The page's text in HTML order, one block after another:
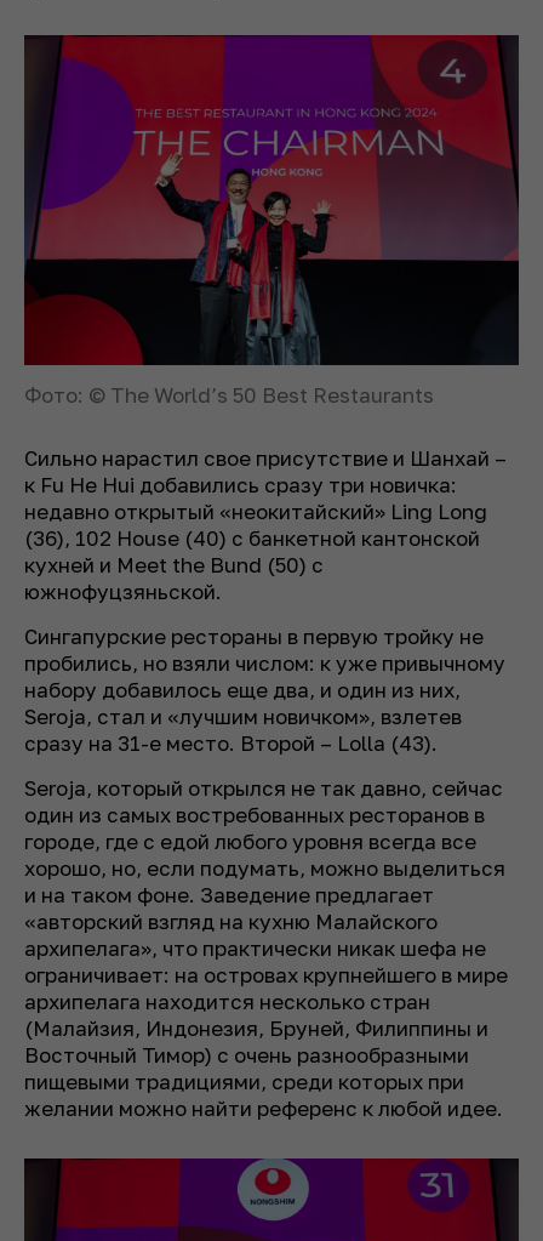
Фото: © The World’s 50 Best Restaurants
Сильно нарастил свое присутствие и Шанхай –
к Fu He Hui добавились сразу три новичка:
недавно открытый «неокитайский» Ling Long
(36), 102 House (40) с банкетной кантонской
кухней и Meet the Bund (50) с
южнофуцзяньской.
Сингапурские рестораны в первую тройку не
пробились, но взяли числом: к уже привычному
набору добавилось еще два, и один из них,
Seroja, стал и «лучшим новичком», взлетев
сразу на 31-е место. Второй – Lolla (43).
Seroja, который открылся не так давно, сейчас
один из самых востребованных ресторанов в
городе, где с едой любого уровня всегда все
хорошо, но, если подумать, можно выделиться
и на таком фоне. Заведение предлагает
«авторский взгляд на кухню Малайского
архипелага», что практически никак шефа не
ограничивает: на островах крупнейшего в мире
архипелага находится несколько стран
(Малайзия, Индонезия, Бруней, Филиппины и
Восточный Тимор) с очень разнообразными
пищевыми традициями, среди которых при
желании можно найти референс к любой идее.